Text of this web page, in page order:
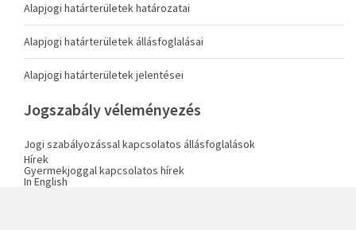
Alapjogi határterületek határozatai
Alapjogi határterületek állásfoglalásai
Alapjogi határterületek jelentései
Jogszabály véleményezés
Jogi szabályozással kapcsolatos állásfoglalások
Hírek
Gyermekjoggal kapcsolatos hírek
In English